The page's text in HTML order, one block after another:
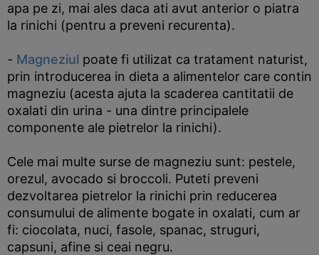
apa pe zi, mai ales daca ati avut anterior o piatra
la rinichi (pentru a preveni recurenta).
- Magneziul poate fi utilizat ca tratament naturist,
prin introducerea in dieta a alimentelor care contin
magneziu (acesta ajuta la scaderea cantitatii de
oxalati din urina - una dintre principalele
componente ale pietrelor la rinichi).
Cele mai multe surse de magneziu sunt: pestele,
orezul, avocado si broccoli. Puteti preveni
dezvoltarea pietrelor la rinichi prin reducerea
consumului de alimente bogate in oxalati, cum ar
fi: ciocolata, nuci, fasole, spanac, struguri,
capsuni, afine si ceai negru.